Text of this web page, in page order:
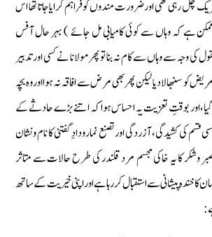
چل رہی تھی اور ضرورت مندوں کو فراہم کرایا جاتا تھا اس
ممکن ہے کہ وہاں سے کوئى کامیابی مل جائے ) بہر حال آفس
وجہ سے وہاں سے کام نہ بنا تو پھر مولانا نے کسی اور تدبیر
کو سنبھالا دیا لیکن پھر بھی مرض سے افاقہ نہ ہوا اوروہ بچہ
ہو گیا، اور بوقتِ تعزیت يہ احساس ہوا كہ اتنے بڑے حادثے كے
کی کشیدگی ، آزردگی اور تصنع نما رودادِ گفتنی کا نام ونشان
وشکر کا یہ خاکی مجسم مرد قلندر کی طرح حالات سے متاثر
كا خندہ پيشانى سے استقبال كر رہا ہے اور اپنی خیریت کے ساتھ